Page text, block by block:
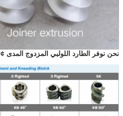
نحن نوفر الطارد اللولبي المزدوج المدى ¢ 15.6- 500mm.